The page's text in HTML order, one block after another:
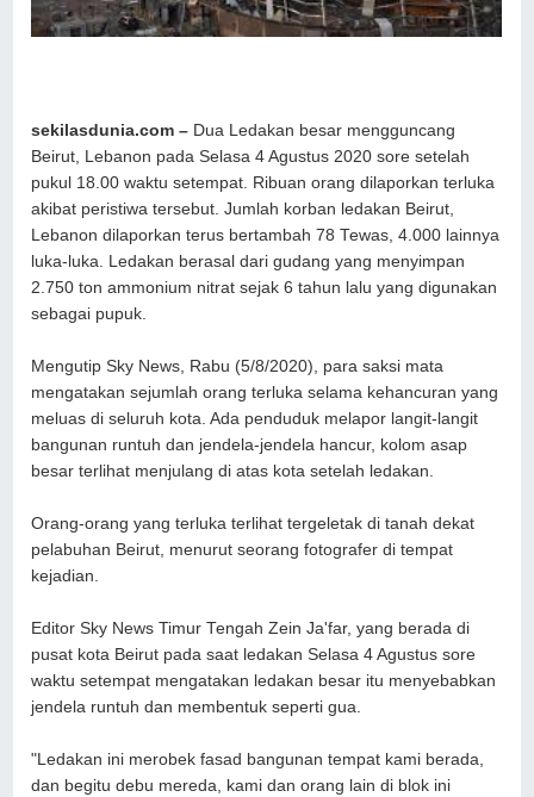
sekilasdunia.com – Dua Ledakan besar mengguncang
Beirut, Lebanon pada Selasa 4 Agustus 2020 sore setelah
pukul 18.00 waktu setempat. Ribuan orang dilaporkan terluka
akibat peristiwa tersebut. Jumlah korban ledakan Beirut,
Lebanon dilaporkan terus bertambah 78 Tewas, 4.000 lainnya
luka-luka. Ledakan berasal dari gudang yang menyimpan
2.750 ton ammonium nitrat sejak 6 tahun lalu yang digunakan
sebagai pupuk.
Mengutip Sky News, Rabu (5/8/2020), para saksi mata
mengatakan sejumlah orang terluka selama kehancuran yang
meluas di seluruh kota. Ada penduduk melapor langit-langit
bangunan runtuh dan jendela-jendela hancur, kolom asap
besar terlihat menjulang di atas kota setelah ledakan.
Orang-orang yang terluka terlihat tergeletak di tanah dekat
pelabuhan Beirut, menurut seorang fotografer di tempat
kejadian.
Editor Sky News Timur Tengah Zein Ja'far, yang berada di
pusat kota Beirut pada saat ledakan Selasa 4 Agustus sore
waktu setempat mengatakan ledakan besar itu menyebabkan
jendela runtuh dan membentuk seperti gua.
"Ledakan ini merobek fasad bangunan tempat kami berada,
dan begitu debu mereda, kami dan orang lain di blok ini